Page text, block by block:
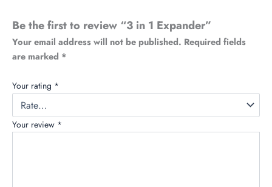
Be the first to review “3 in 1 Expander”
Your email address will not be published. Required fields
are marked *
Your rating *
Your review *